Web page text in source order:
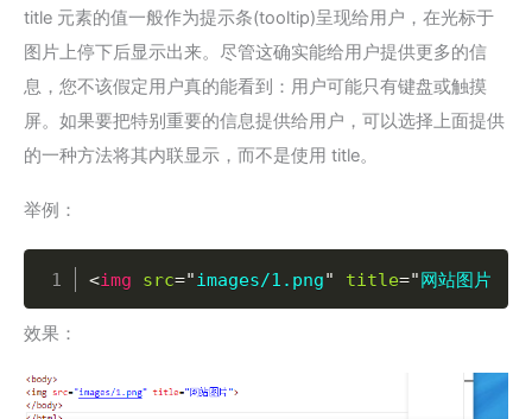
title 元素的值一般作为提示条(tooltip)呈现给用户，在光标于
图片上停下后显示出来。尽管这确实能给用户提供更多的信
息，您不该假定用户真的能看到：用户可能只有键盘或触摸
屏。如果要把特别重要的信息提供给用户，可以选择上面提供
的一种方法将其内联显示，而不是使用 title。
举例：
<img src="images/1.png" title="网站图片
Copy
效果：